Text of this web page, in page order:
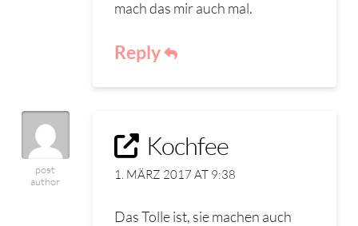
mach das mir auch mal.
Reply
post
author
Kochfee
1. MÄRZ 2017 AT 9:38
Das Tolle ist, sie machen auch